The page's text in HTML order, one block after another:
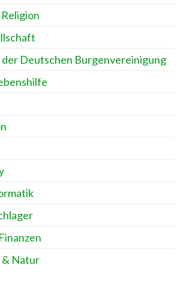
Deutschen Burgenvereinigung
Natur